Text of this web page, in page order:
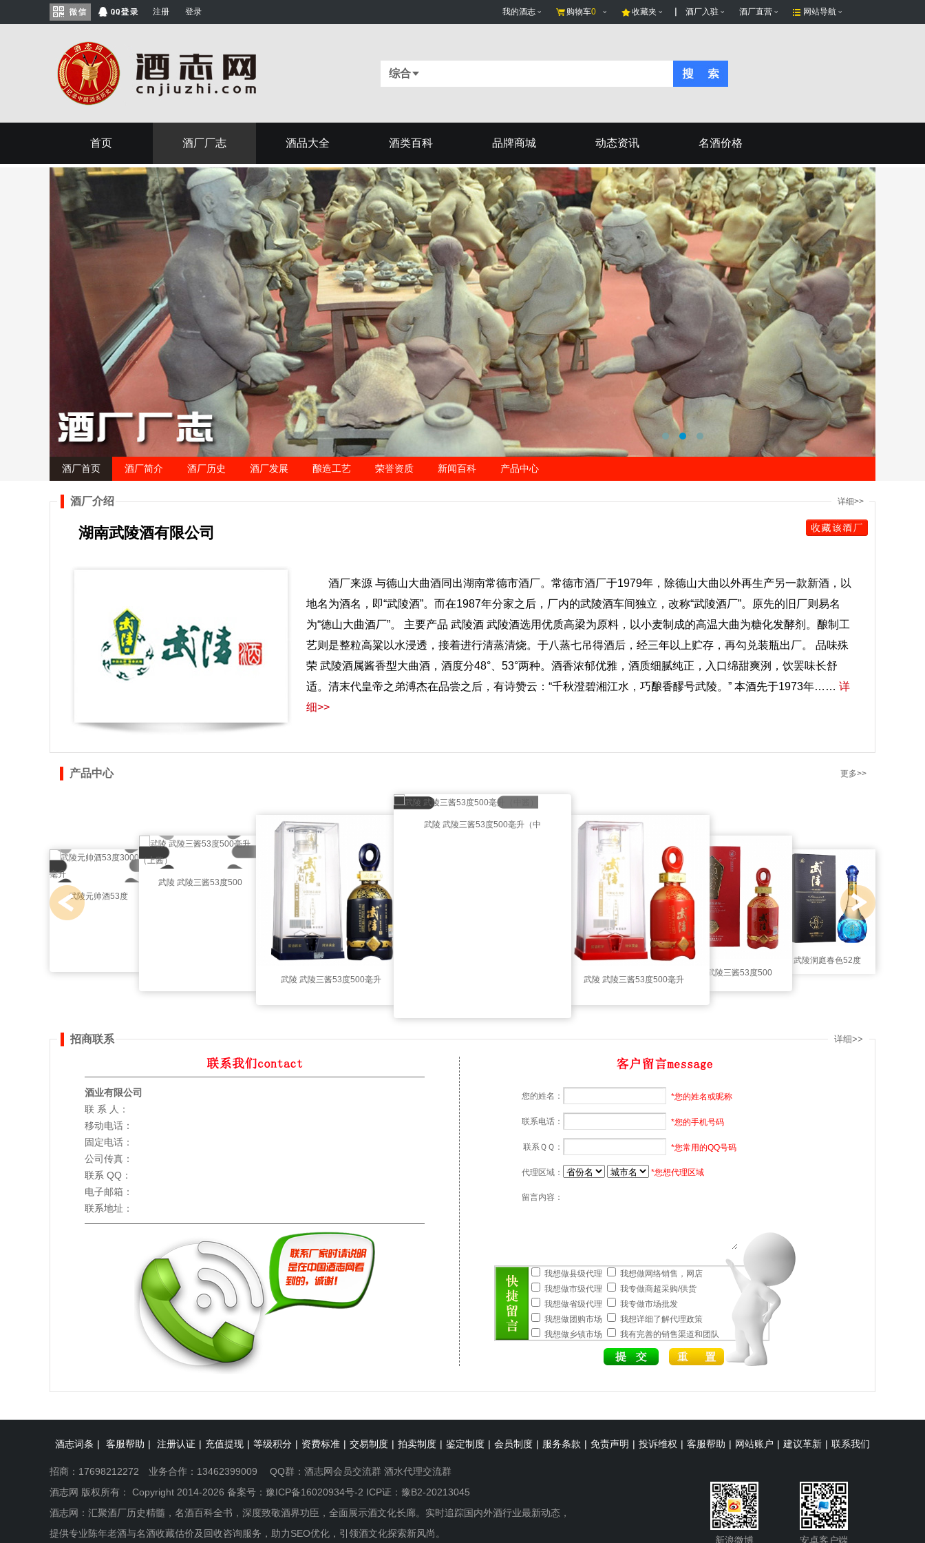
注册 登录 我的酒志 购物车0 收藏夹 酒厂入驻 酒厂直营 网站导航
综合
首页 酒厂厂志 酒品大全 酒类百科 品牌商城 动态资讯 名酒价格
酒厂首页 酒厂简介 酒厂历史 酒厂发展 酿造工艺 荣誉资质 新闻百科 产品中心
酒厂介绍 详细>>
湖南武陵酒有限公司
酒厂来源 与德山大曲酒同出湖南常德市酒厂。常德市酒厂于1979年，除德山大曲以外再生产另一款新酒，以
地名为酒名，即“武陵酒”。而在1987年分家之后，厂内的武陵酒车间独立，改称“武陵酒厂”。原先的旧厂则易名
为“德山大曲酒厂”。 主要产品 武陵酒 武陵酒选用优质高梁为原料，以小麦制成的高温大曲为糖化发酵剂。酿制工
艺则是整粒高粱以水浸透，接着进行清蒸清烧。于八蒸七吊得酒后，经三年以上贮存，再勾兑装瓶出厂。 品味殊
荣 武陵酒属酱香型大曲酒，酒度分48°、53°两种。酒香浓郁优雅，酒质细腻纯正，入口绵甜爽洌，饮罢味长舒
适。清末代皇帝之弟溥杰在品尝之后，有诗赞云：“千秋澄碧湘江水，巧酿香醪号武陵。” 本酒先于1973年…… 详
细>>
产品中心 更多>>
武陵元帅酒53度
武陵 武陵三酱53度500
武陵 武陵三酱53度500毫升
（中酱（水
武陵 武陵三酱53度500毫升（中
武陵 武陵三酱53度500毫升
（少酱（水
武陵 武陵三酱53度500
武陵洞庭春色52度
招商联系 详细>>
酒业有限公司
联 系 人：
移动电话：
固定电话：
公司传真：
联系 QQ：
电子邮箱：
联系地址：
您的姓名： *您的姓名或昵称
联系电话： *您的手机号码
联系ＱＱ： *您常用的QQ号码
代理区域： *您想代理区域
留言内容：
我想做县级代理
我想做网络销售，网店
我想做市级代理
我专做商超采购/供货
我想做省级代理
我专做市场批发
我想做团购市场
我想详细了解代理政策
我想做乡镇市场
我有完善的销售渠道和团队
酒志词条 | 客服帮助 | 注册认证 | 充值提现 | 等级积分 | 资费标准 | 交易制度 | 拍卖制度 | 鉴定制度 | 会员制度 | 服务条款 | 免责声明 | 投诉维权 | 客服帮助 | 网站账户 | 建议革新 | 联系我们
招商：17698212272 业务合作：13462399009 QQ群： 酒志网会员交流群 酒水代理交流群
酒志网 版权所有： Copyright 2014-2026 备案号： 豫ICP备16020934号-2 ICP证：豫B2-20213045
酒志网：汇聚酒厂历史精髓，名酒百科全书，深度致敬酒界功臣，全面展示酒文化长廊。实时追踪国内外酒行业最新动态，
提供专业陈年老酒与名酒收藏估价及回收咨询服务，助力SEO优化，引领酒文化探索新风尚。
新浪微博 安卓客户端